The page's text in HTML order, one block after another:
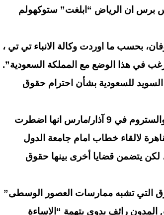
برس ان الرياض “ابلغت” ستوكهولم
بحسب ما اوردت وكالة الانباء تي تي ،
في هذا الوضع مع المملكة السعودية”.
السويد للسعودية بشأن احترام حقوق
وقالت وزيرة الخارجية السويدية مارغو والستروم في 9 آذار/مارس انها اضطرت
لالقاء خطاب امام جامعة الدول
لكن يتضمن قضايا أخرى بينها حقوق
التي تشبه ممارسات العصور الوسطى”
رائف بدوي بتهمة “الاساءة